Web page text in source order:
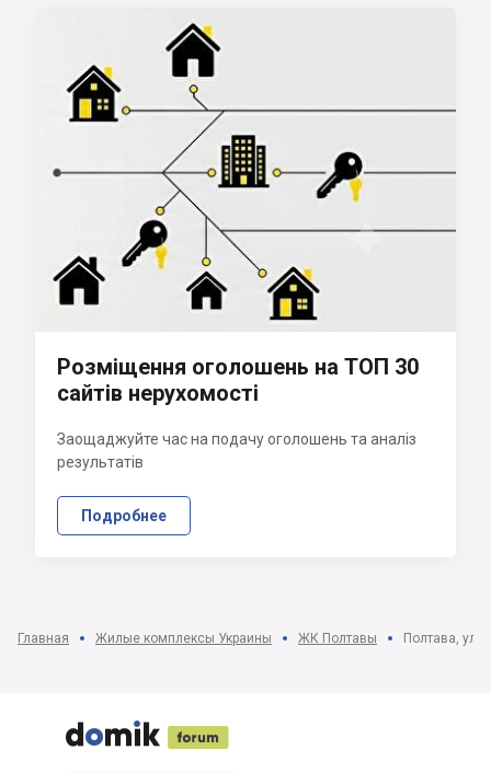
Розміщення оголошень на ТОП 30
сайтів нерухомості
Заощаджуйте час на подачу оголошень та аналіз
результатів
Подробнее
Главная Жилые комплексы Украины ЖК Полтавы Полтава, ул.


 
